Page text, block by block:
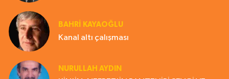
BAHRI KAYAOĞLU
Kanal altı çalışması
NURULLAH AYDIN